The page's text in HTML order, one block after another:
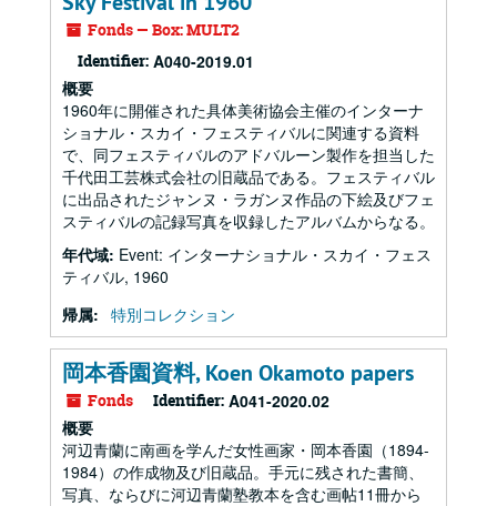
Fonds — Box: MULT2
Identifier: A040-2019.01
概要
1960年に開催された具体美術協会主催のインターナ
ショナル・スカイ・フェスティバルに関連する資料
で、同フェスティバルのアドバルーン製作を担当した
千代田工芸株式会社の旧蔵品である。フェスティバル
に出品されたジャンヌ・ラガンヌ作品の下絵及びフェ
スティバルの記録写真を収録したアルバムからなる。
年代域: Event: インターナショナル・スカイ・フェス
ティバル, 1960
帰属: 特別コレクション
岡本香園資料, Koen Okamoto papers
Fonds Identifier: A041-2020.02
概要
河辺青蘭に南画を学んだ女性画家・岡本香園（1894-
1984）の作成物及び旧蔵品。手元に残された書簡、
写真、ならびに河辺青蘭塾教本を含む画帖11冊から